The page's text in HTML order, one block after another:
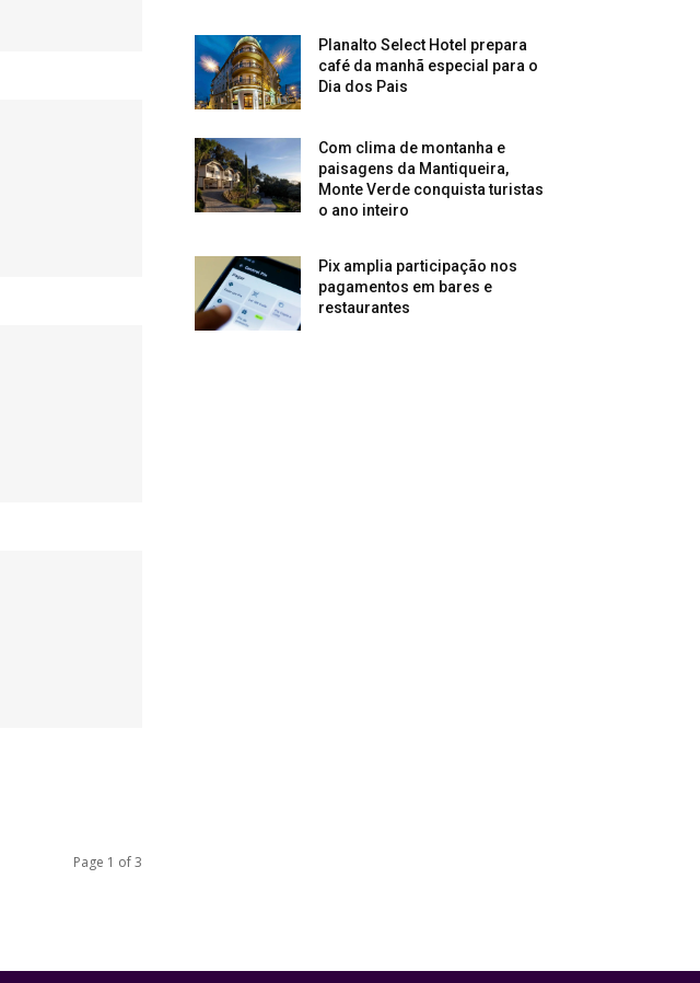
Page 1 of 3
Planalto Select Hotel prepara
café da manhã especial para o
Dia dos Pais
Com clima de montanha e
paisagens da Mantiqueira,
Monte Verde conquista turistas
o ano inteiro
Pix amplia participação nos
pagamentos em bares e
restaurantes